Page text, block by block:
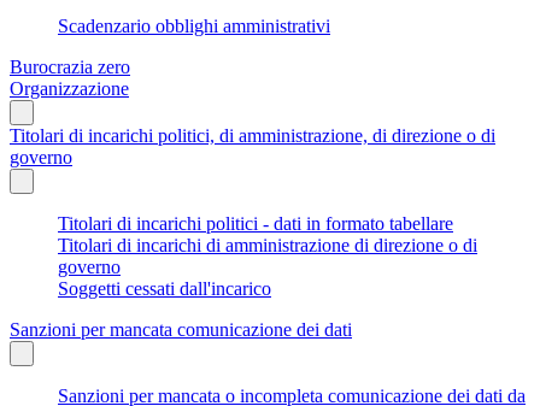
Scadenzario obblighi amministrativi
Burocrazia zero
Organizzazione
Titolari di incarichi politici, di amministrazione, di direzione o di
governo
Titolari di incarichi politici - dati in formato tabellare
Titolari di incarichi di amministrazione di direzione o di
governo
Soggetti cessati dall'incarico
Sanzioni per mancata comunicazione dei dati
Sanzioni per mancata o incompleta comunicazione dei dati da